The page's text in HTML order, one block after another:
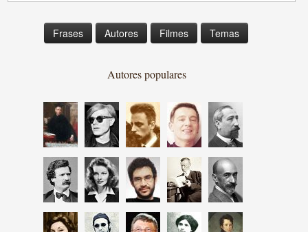
Frases Autores Filmes Temas
Autores populares